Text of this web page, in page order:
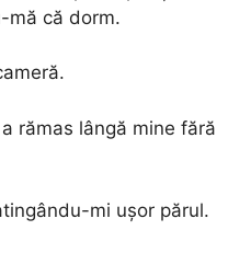
mă că dorm.
rămas lângă mine fără
mi ușor părul.